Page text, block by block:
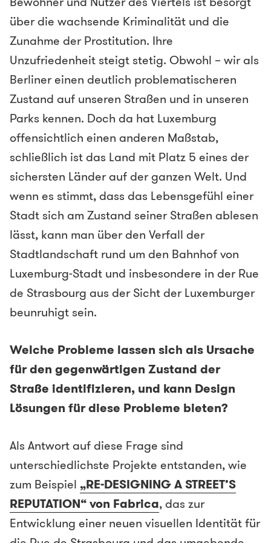
über die wachsende Kriminalität und die
Zunahme der Prostitution. Ihre
Unzufriedenheit steigt stetig. Obwohl – wir als
Berliner einen deutlich problematischeren
Zustand auf unseren Straßen und in unseren
Parks kennen. Doch da hat Luxemburg
offensichtlich einen anderen Maßstab,
schließlich ist das Land mit Platz 5 eines der
sichersten Länder auf der ganzen Welt. Und
wenn es stimmt, dass das Lebensgefühl einer
Stadt sich am Zustand seiner Straßen ablesen
lässt, kann man über den Verfall der
Stadtlandschaft rund um den Bahnhof von
Luxemburg-Stadt und insbesondere in der Rue
de Strasbourg aus der Sicht der Luxemburger
beunruhigt sein.
Welche Probleme lassen sich als Ursache
für den gegenwärtigen Zustand der
Straße identifizieren, und kann Design
Lösungen für diese Probleme bieten?
Als Antwort auf diese Frage sind
unterschiedlichste Projekte entstanden, wie
zum Beispiel „RE-DESIGNING A STREET’S
REPUTATION“ von Fabrica, das zur
Entwicklung einer neuen visuellen Identität für